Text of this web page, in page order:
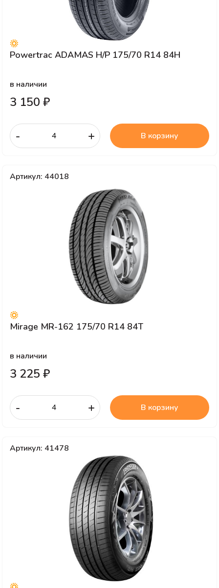
Powertrac ADAMAS H/P 175/70 R14 84H
в наличии
3 150 ₽
- + В корзину
Артикул: 44018
Mirage MR-162 175/70 R14 84T
в наличии
3 225 ₽
- + В корзину
Артикул: 41478